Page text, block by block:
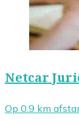
Netcar
Op 0.9 km